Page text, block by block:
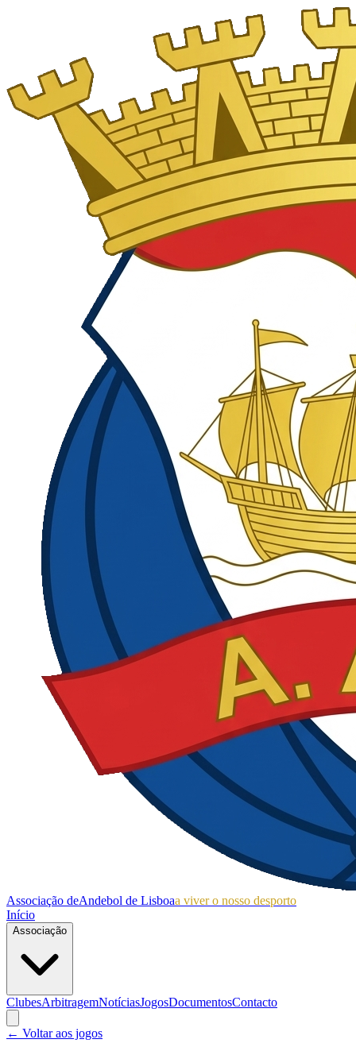
Associação deAndebol de Lisboaa viver o nosso desporto
Início
Associação
ClubesArbitragemNotíciasJogosDocumentosContacto
← Voltar aos jogos